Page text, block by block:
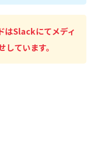
はSlackにてメディ
ています。